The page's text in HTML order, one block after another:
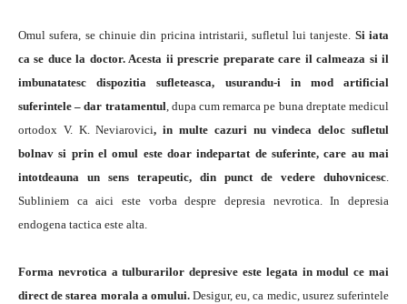
Omul sufera, se chinuie din pricina intristarii, sufletul lui tanjeste. Si iata
ca se duce la doctor. Acesta ii prescrie preparate care il calmeaza si il
imbunatatesc dispozitia sufleteasca, usurandu-i in mod artificial
suferintele – dar tratamentul, dupa cum remarca pe buna dreptate medicul
ortodox V. K. Neviarovici, in multe cazuri nu vindeca deloc sufletul
bolnav si prin el omul este doar indepartat de suferinte, care au mai
intotdeauna un sens terapeutic, din punct de vedere duhovnicesc.
Subliniem ca aici este vorba despre depresia nevrotica. In depresia
endogena tactica este alta.
Forma nevrotica a tulburarilor depresive este legata in modul ce mai
direct de starea morala a omului.Desigur, eu, ca medic, usurez suferintele